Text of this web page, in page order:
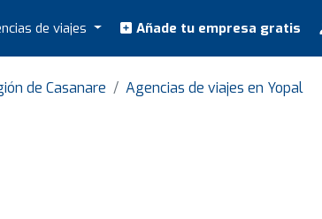
de viajes Añade tu empresa gratis
de Casanare Agencias de viajes en Yopal